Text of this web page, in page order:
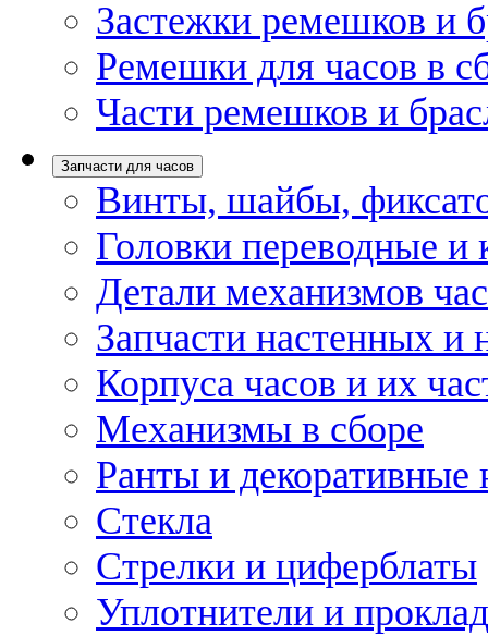
Застежки ремешков и
Ремешки для часов в
Части ремешков и
Запчасти для часов
Винты, шайбы,
Головки переводные и
Детали механизмов
Запчасти настенных и
Корпуса часов и их
Механизмы в сборе
Ранты и декоративные
Стекла
Стрелки и циферблаты
Уплотнители и